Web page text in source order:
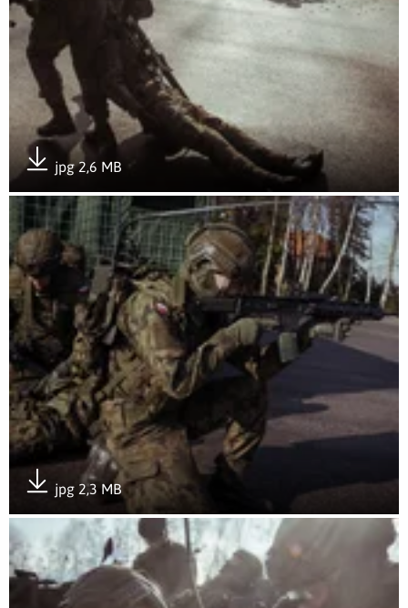
jpg 2,6 MB
Otwórz załącznik Sympozjum wojsk obrony terytorialnej z
jpg 2,3 MB
Pobierz załącznik
Otwórz załącznik Sympozjum wojsk obrony terytorialnej z